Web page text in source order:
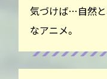
気づけば…自然と
なアニメ。